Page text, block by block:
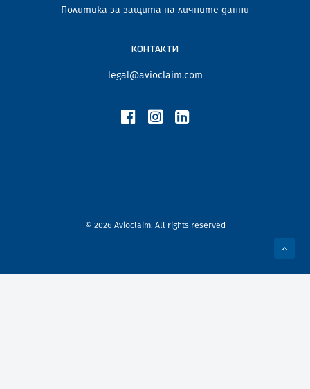
Политика за защита на личните данни
КОНТАКТИ
legal@avioclaim.com
© 2026 Avioclaim. All rights reserved